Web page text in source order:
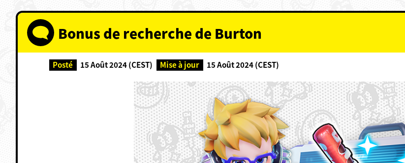
Bonus de recherche de Burton
Posté 15 Août 2024 (CEST) Mise à jour 15 Août 2024 (CEST)